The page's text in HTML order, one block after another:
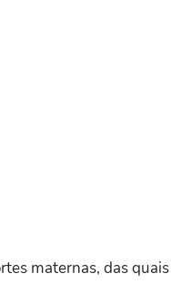
maternas, das